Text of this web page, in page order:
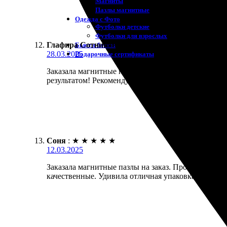
Пазлы магнитные
Одежда с Фото
Футболки детские
Футболки для взрослых
Бьюти-боксы
Подарочные сертификаты
Глафира Сотникова
28.03.2025
Заказала магнитные пазлы на сайте. Все пришло
результатом! Рекомендую всем!
Соня : ★ ★ ★ ★ ★
12.03.2025
Заказала магнитные пазлы на заказ. Процесс
качественные. Удивила отличная упаковка.